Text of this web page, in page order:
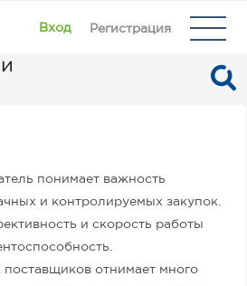
Вход Регистрация
понимает важность
и контролируемых закупок.
и скорость работы
поставщиков отнимает много